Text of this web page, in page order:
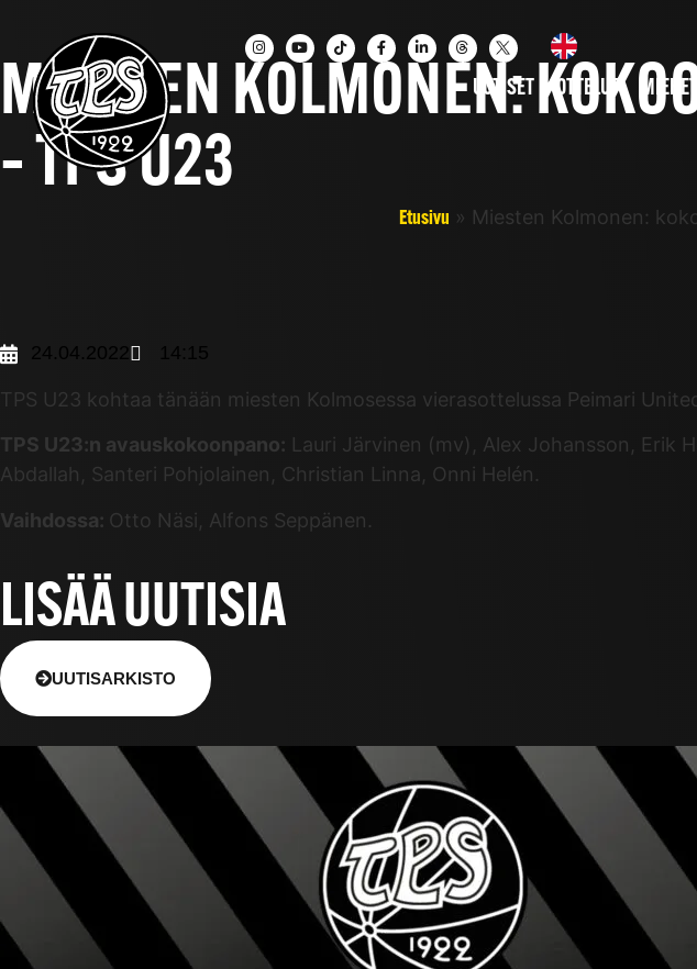
UUTISET OTTELUT MIEHET
MIESTEN KOLMONEN:
– TPS U23
Etusivu » Miesten Kolmonen:
24.04.2022 14:15
TPS U23 kohtaa tänään miesten Kolmosessa vierasottelussa Peimari
TPS U23:n avauskokoonpano: Lauri Järvinen (mv), Alex Johansson, Erik
Abdallah, Santeri Pohjolainen, Christian Linna, Onni Helén.
Vaihdossa: Otto Näsi, Alfons Seppänen.
LISÄÄ UUTISIA
UUTISARKISTO